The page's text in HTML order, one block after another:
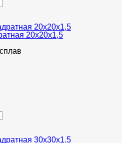
20х20х1,5